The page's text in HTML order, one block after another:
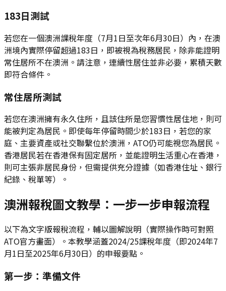
183日測試
若您在一個澳洲課稅年度（7月1日至次年6月30日）內，在澳
洲境內實際停留超過183日，即被視為稅務居民，除非能證明
常住居所不在澳洲。請注意，連續性居住並非必要，累積天數
即符合條件。
常住居所測試
若您在澳洲擁有永久住所，且該住所是您習慣性居住地，則可
能被判定為居民。即使每年停留時間少於183日，若您的家
庭、主要資產或社交聯繫位於澳洲，ATO仍可能視您為居民。
香港居民若在香港保有固定居所，並能證明生活重心在香港，
則可主張非居民身份，但需提供充分證據（如香港住址、銀行
紀錄、稅單等）。
澳洲報稅圖文教學：一步一步申報流程
以下為文字版報稅流程，輔以圖解說明（實際操作時可對照
ATO官方畫面）。本教學涵蓋2024/25課稅年度（即2024年7
月1日至2025年6月30日）的申報要點。
第一步：準備文件